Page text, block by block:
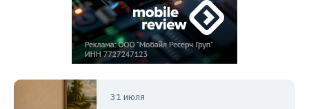
31 июля